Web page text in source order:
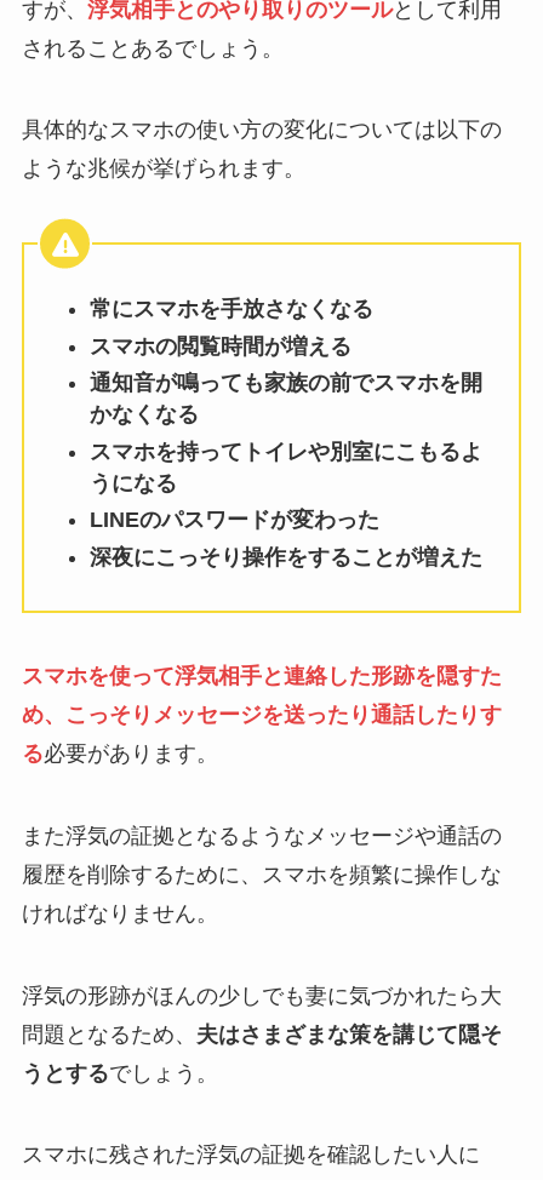
すが、 浮気相手とのやり取りのツールとして利用
されることあるでしょう。
具体的なスマホの使い方の変化については以下の
ような兆候が挙げられます。
常にスマホを手放さなくなる
スマホの閲覧時間が増える
通知音が鳴っても家族の前でスマホを開
かなくなる
スマホを持ってトイレや別室にこもるよ
うになる
LINEのパスワードが変わった
深夜にこっそり操作をすることが増えた
スマホを使って浮気相手と連絡した形跡を隠すた
め、こっそりメッセージを送ったり通話したりす
る必要があります。
また浮気の証拠となるようなメッセージや通話の
履歴を削除するために、スマホを頻繁に操作しな
ければなりません。
浮気の形跡がほんの少しでも妻に気づかれたら大
問題となるため、 夫はさまざまな策を講じて隠そ
うとするでしょう。
スマホに残された浮気の証拠を確認したい人に